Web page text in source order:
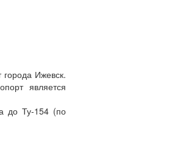
Ижевск.
является
до Ту-154 (по